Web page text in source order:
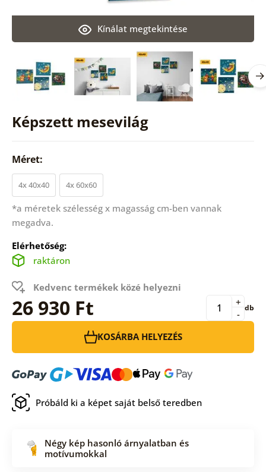
Képszett mesevilág
Kínálat megtekintése
Méret:
4x 40x40 4x 60x60
*a méretek szélesség x magasság cm-ben vannak
megadva.
Elérhetőség:
raktáron
Kedvenc termékek közé helyezni
26 930 Ft -
+ db
KOSÁRBA HELYEZÉS
Próbáld ki a képet saját belső teredben
Négy kép hasonló árnyalatban és
motívumokkal